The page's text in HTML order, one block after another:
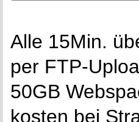
Alle 15Min.
per FTP-
50GB
kosten bei